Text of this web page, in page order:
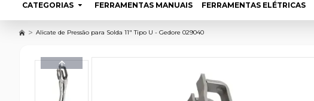
CATEGORIAS FERRAMENTAS MANUAIS FERRAMENTAS ELÉTRICAS
Alicate de Pressão para Solda 11" Tipo U - Gedore 029040